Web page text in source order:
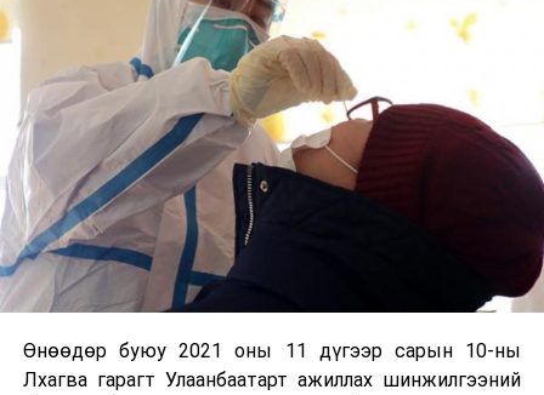
Өнөөдөр буюу 2021 оны 11 дүгээр сарын 10-ны
Лхагва гарагт Улаанбаатарт ажиллах шинжилгээний